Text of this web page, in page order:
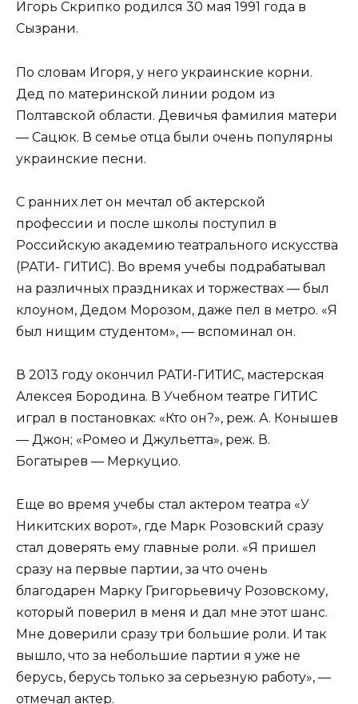
Игорь Скрипко родился 30 мая 1991 года в
Сызрани.
По словам Игоря, у него украинские корни.
Дед по материнской линии родом из
Полтавской области. Девичья фамилия матери
— Сацюк. В семье отца были очень популярны
украинские песни.
С ранних лет он мечтал об актерской
профессии и после школы поступил в
Российскую академию театрального искусства
(РАТИ- ГИТИС). Во время учебы подрабатывал
на различных праздниках и торжествах — был
клоуном, Дедом Морозом, даже пел в метро. «Я
был нищим студентом», — вспоминал он.
В 2013 году окончил РАТИ-ГИТИС, мастерская
Алексея Бородина. В Учебном театре ГИТИС
играл в постановках: «Кто он?», реж. А. Конышев
— Джон; «Ромео и Джульетта», реж. В.
Богатырев — Меркуцио.
Еще во время учебы стал актером театра «У
Никитских ворот», где Марк Розовский сразу
стал доверять ему главные роли. «Я пришел
сразу на первые партии, за что очень
благодарен Марку Григорьевичу Розовскому,
который поверил в меня и дал мне этот шанс.
Мне доверили сразу три большие роли. И так
вышло, что за небольшие партии я уже не
берусь, берусь только за серьезную работу», —
отмечал актер.